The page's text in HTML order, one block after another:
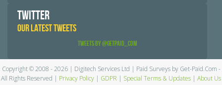
TWITTER
OUR LATEST TWEETS
Tweets by @GetPaid_Com
Copyright © 2008 - 2026 | Digitech Services Ltd | Paid Surveys by Get-Paid.Com -
All Rights Reserved | Privacy Policy | GDPR | Special Terms & Updates | About Us